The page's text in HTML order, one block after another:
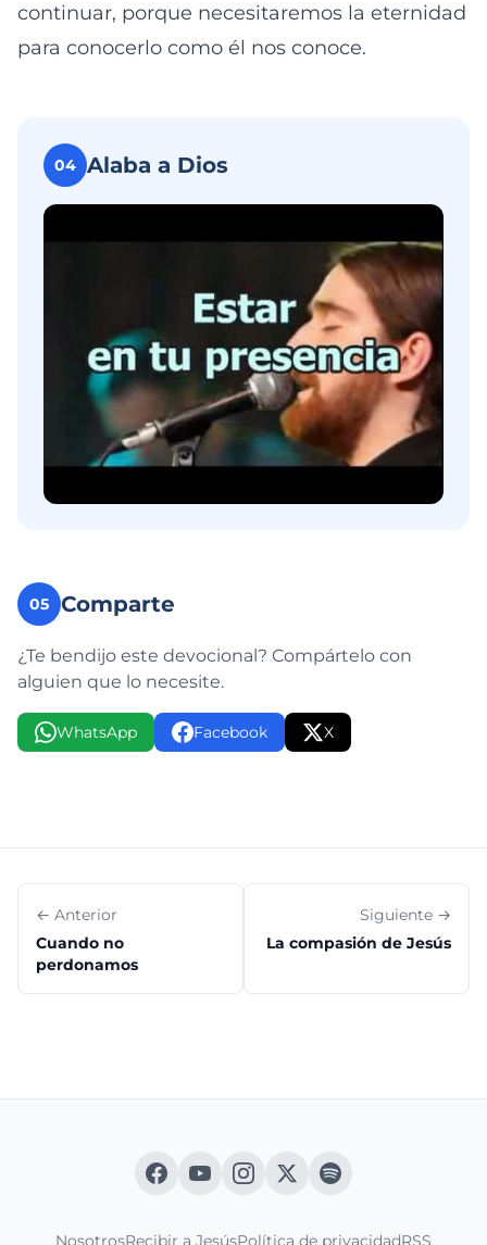
continuar, porque necesitaremos la eternidad
para conocerlo como él nos conoce.
04 Alaba a Dios
05 Comparte
¿Te bendijo este devocional? Compártelo con
alguien que lo necesite.
WhatsApp Facebook X
← Anterior
Cuando no
perdonamos
Siguiente →
La compasión de Jesús
NosotrosRecibir a JesúsPolítica de privacidadRSS